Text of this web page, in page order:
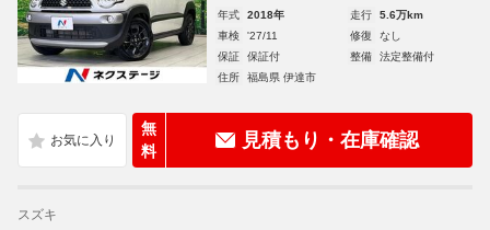
年式 2018年 走行
5.6万km
車検
'27/11 修復
なし
保証
保証付 整備
法定整備付
住所
福島県 伊達市
無
料
見積もり・在庫確認
スズキ